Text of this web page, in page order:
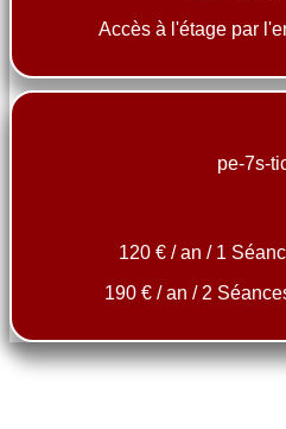
Accès à l'étage par
pe-7s-
120 € / an / 1
190 € / an / 2